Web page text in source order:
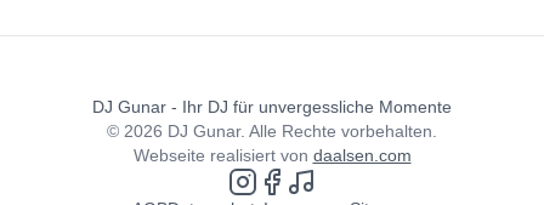
DJ Gunar - Ihr DJ für unvergessliche Momente
© 2026 DJ Gunar. Alle Rechte vorbehalten.
Webseite realisiert von daalsen.com
Instagram
Facebook
Spotify